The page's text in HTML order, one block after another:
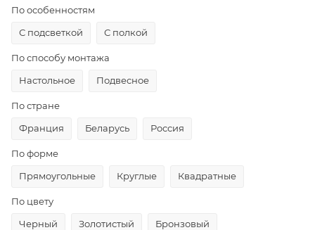
По особенностям
С подсветкой
С полкой
По способу монтажа
Настольное
Подвесное
По стране
Франция
Беларусь Россия
По форме
Прямоугольные
Круглые Квадратные
По цвету
Черный
Золотистый Бронзовый